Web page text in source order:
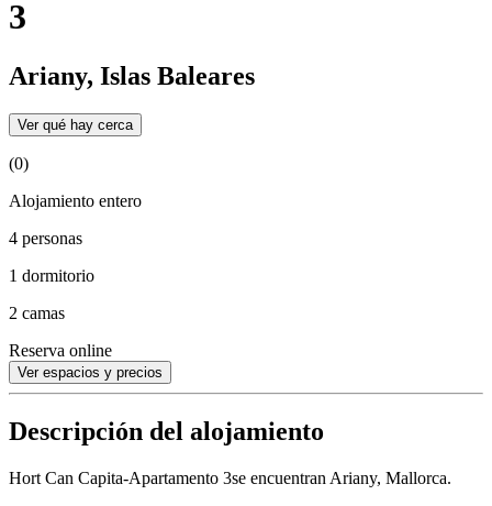
3
Ariany, Islas Baleares
Ver qué hay cerca
(0)
Alojamiento entero
4 personas
1 dormitorio
2 camas
Reserva online
Ver espacios y precios
Descripción del alojamiento
Hort Can Capita-Apartamento 3se encuentran Ariany, Mallorca.